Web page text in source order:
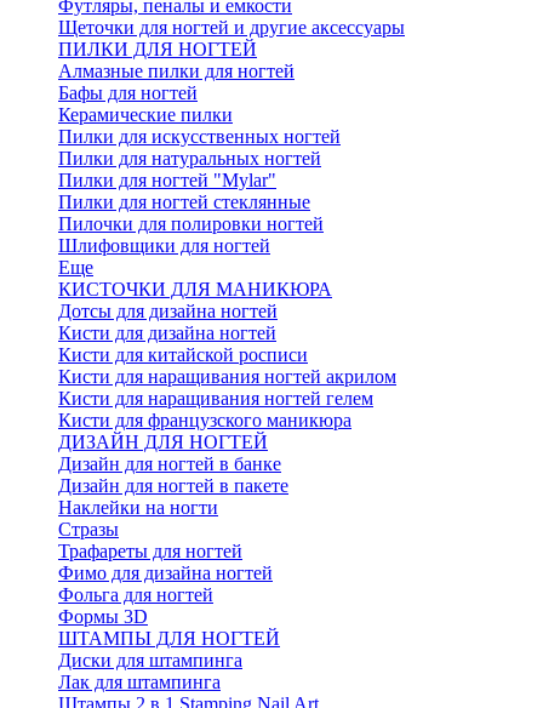
Футляры, пеналы и емкости
Щеточки для ногтей и другие аксессуары
ПИЛКИ ДЛЯ НОГТЕЙ
Алмазные пилки для ногтей
Бафы для ногтей
Керамические пилки
Пилки для искусственных ногтей
Пилки для натуральных ногтей
Пилки для ногтей "Mylar"
Пилки для ногтей стеклянные
Пилочки для полировки ногтей
Шлифовщики для ногтей
Еще
КИСТОЧКИ ДЛЯ МАНИКЮРА
Дотсы для дизайна ногтей
Кисти для дизайна ногтей
Кисти для китайской росписи
Кисти для наращивания ногтей акрилом
Кисти для наращивания ногтей гелем
Кисти для французского маникюра
ДИЗАЙН ДЛЯ НОГТЕЙ
Дизайн для ногтей в банке
Дизайн для ногтей в пакете
Наклейки на ногти
Стразы
Трафареты для ногтей
Фимо для дизайна ногтей
Фольга для ногтей
Формы 3D
ШТАМПЫ ДЛЯ НОГТЕЙ
Диски для штампинга
Лак для штампинга
Штампы 2 в 1 Stamping Nail Art